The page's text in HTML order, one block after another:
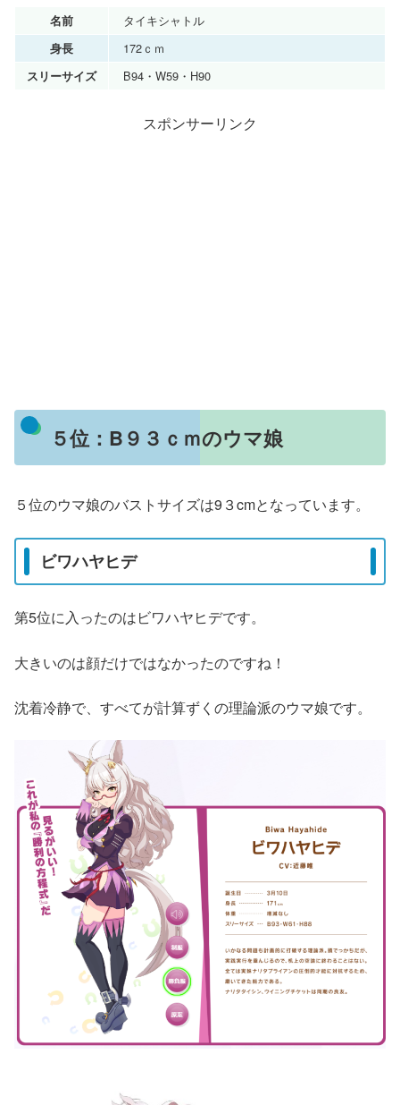
名前 タイキシャトル
身長 172ｃｍ
スリーサイズ B94・W59・H90
スポンサーリンク
５位：B９３ｃｍのウマ娘
５位のウマ娘のバストサイズは9３cmとなっています。
ビワハヤヒデ
第5位に入ったのはビワハヤヒデです。
大きいのは顔だけではなかったのですね！
沈着冷静で、すべてが計算ずくの理論派のウマ娘です。